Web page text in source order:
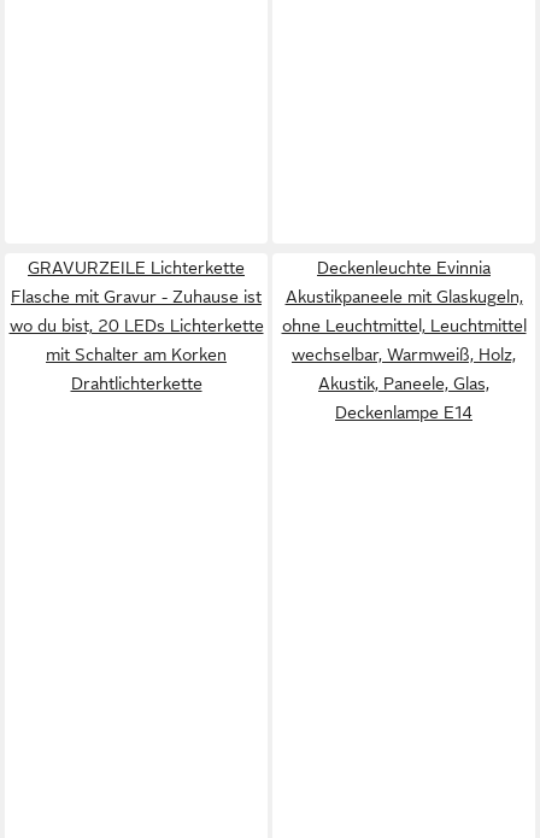
GRAVURZEILE Lichterkette
Flasche mit Gravur - Zuhause ist
wo du bist, 20 LEDs Lichterkette
mit Schalter am Korken
Drahtlichterkette
Deckenleuchte Evinnia
Akustikpaneele mit Glaskugeln,
ohne Leuchtmittel, Leuchtmittel
wechselbar, Warmweiß, Holz,
Akustik, Paneele, Glas,
Deckenlampe E14